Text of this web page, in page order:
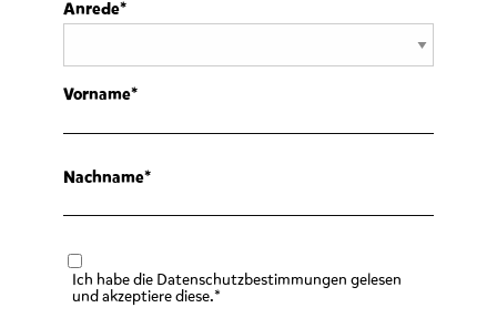
Anrede
Vorname
Nachname
Ich habe die Datenschutzbestimmungen gelesen
und akzeptiere diese.*